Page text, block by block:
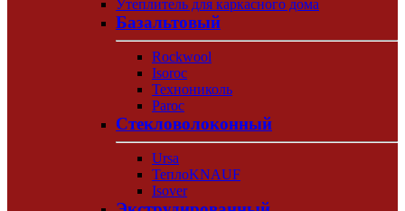
Утеплитель для каркасного дома
Базальтовый
Rockwool
Isoroc
Технониколь
Paroc
Стекловолоконный
Ursa
ТеплоKNAUF
Isover